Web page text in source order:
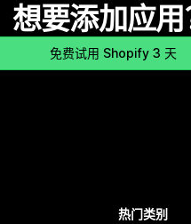
想要添加应用
免费试用 Shopify 3 天
热门类别